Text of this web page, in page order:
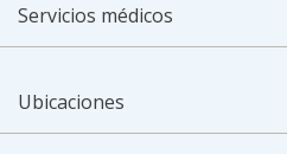
Servicios médicos
Ubicaciones